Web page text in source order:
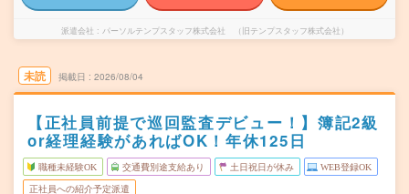
派遣会社 パーソルテンプスタッフ株式会社 （旧テンプスタッフ株式会社）
未読 掲載日 2026/08/04
【正社員前提で巡回監査デビュー！】簿記2級
or経理経験があればOK！年休125日
職種未経験OK 交通費別途支給あり 土日祝日が休み WEB登録OK
正社員への紹介予定派遣